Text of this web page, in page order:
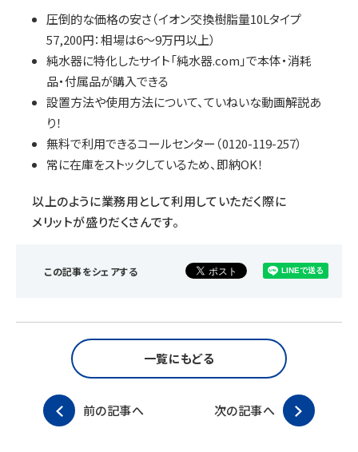
圧倒的な価格の安さ（イオン交換樹脂量10Lタイプ
57,200円：相場は6～9万円以上）
純水器に特化したサイト「純水器.com」で本体・消耗
品・付属品が購入できる
設置方法や使用方法について、ていねいな動画解説あ
り！
無料で利用できるコールセンター（0120-119-257）
常に在庫をストックしているため、即納OK！
以上のように業務用として利用していただく際に
メリットが盛りだくさんです。
この記事をシェアする
一覧にもどる
前の記事へ 次の記事へ